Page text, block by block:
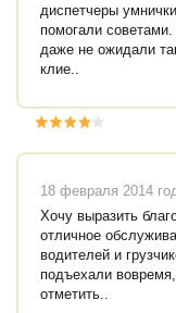
диспетчеры
помогали
даже не ожидали
клие..
18 февраля 2014
Хочу выразить
отличное
водителей и
подъехали
отметить..